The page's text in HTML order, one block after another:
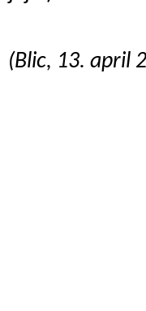
(Blic, 13. april